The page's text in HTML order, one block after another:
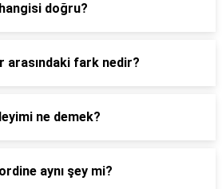
doğru?
fark nedir?
ne demek?
aynı şey mi?